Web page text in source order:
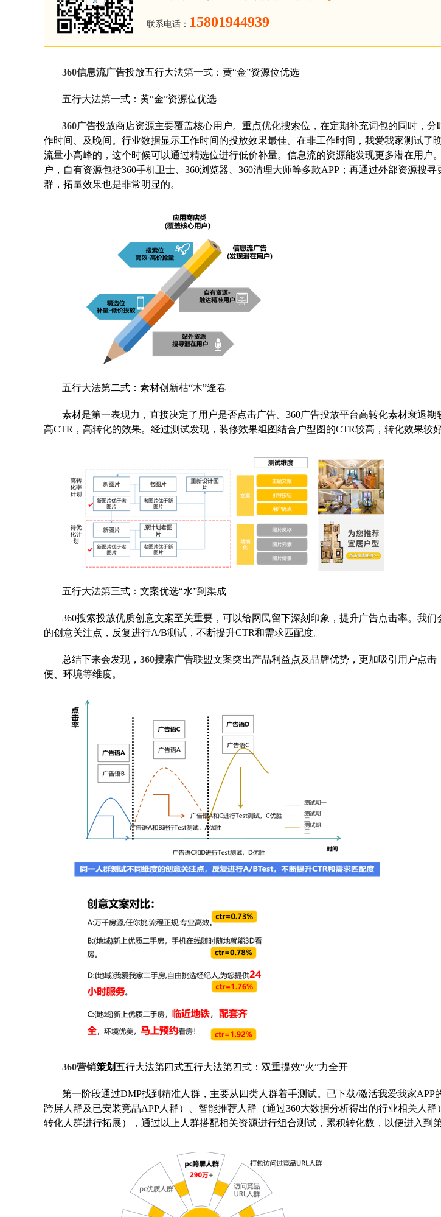
联系电话： 15801944939
360信息流广告投放五行大法第一式：黄“金”资源位优选
五行大法第一式：黄“金”资源位优选
360广告投放商店资源主要覆盖核心用户。重点优化搜索位，在定期补充词包的同时，分
作时间、及晚间。行业数据显示工作时间的投放效果最佳。在非工作时间，我爱我家测试了
流量小高峰的，这个时候可以通过精选位进行低价补量。 信息流的资源能发现更多潜在用户
户，自有资源包括360手机卫士、360浏览器、360清理大师等多款APP；再通过外部资源搜
群，拓量效果也是非常明显的。
五行大法第二式：素材创新枯“木”逢春
素材是第一表现力，直接决定了用户是否点击广告。360广告投放平台高转化素材衰退
高CTR，高转化的效果。经过测试发现，装修效果组图结合户型图的CTR较高，转化效果较
五行大法第三式：文案优选“水”到渠成
360搜索投放优质创意文案至关重要，可以给网民留下深刻印象，提升广告点击率。我
的创意关注点，反复进行A/B测试，不断提升CTR和需求匹配度。
总结下来会发现， 360搜索广告联盟文案突出产品利益点及品牌优势，更加吸引用户点
便、环境等维度。
360营销策划 五行大法第四式五行大法第四式：双重提效“火”力全开
第一阶段通过DMP找到精准人群，主要从四类人群着手测试。已下载/激活我爱我家APP
跨屏人群及已安装竞品APP人群）、智能推荐人群（通过360大数据分析得出的行业相关人
转化人群进行拓展），通过以上人群搭配相关资源进行组合测试，累积转化数，以便进入到第